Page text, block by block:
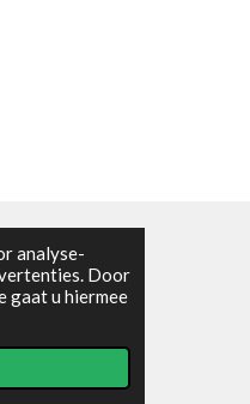
analyse-
Door
gaat u hiermee